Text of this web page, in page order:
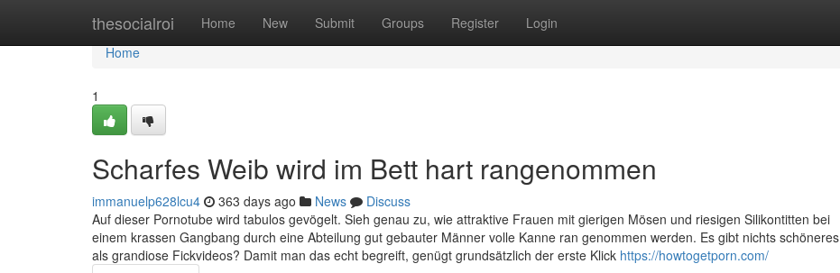
thesocialroi Home New Submit Groups Register Login
Home
Home
1
Scharfes Weib wird im Bett hart rangenommen
immanuelp628lcu4 363 days ago News
Discuss
Auf dieser Pornotube wird tabulos gevögelt. Sieh genau zu, wie attraktive Frauen mit gierigen Mösen und riesigen Silikontitten bei
einem krassen Gangbang durch eine Abteilung gut gebauter Männer volle Kanne ran genommen werden. Es gibt nichts schöneres
als grandiose Fickvideos? Damit man das echt begreift, genügt grundsätzlich der erste Klick https://howtogetporn.com/